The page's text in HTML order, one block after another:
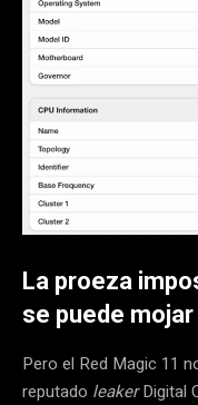
La proeza
se puede mojar
Pero el Red Magic 11
reputado leakerDigital